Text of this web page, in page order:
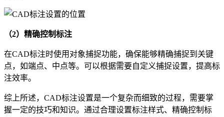
（2）精确控制标注
在CAD标注时使用对象捕捉功能，确保能够精确捕捉到关键
点，如端点、中点等。可以根据需要自定义捕捉设置，提高标
注效率。
综上所述，CAD标注设置是一个复杂而细致的过程，需要掌
握一定的技巧和知识。通过合理设置标注样式、精确控制标